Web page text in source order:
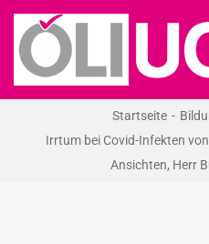
Zum
Inhalt
springen
Startseite
Irrtum bei Covid-Infekten
Ansichten, Herr